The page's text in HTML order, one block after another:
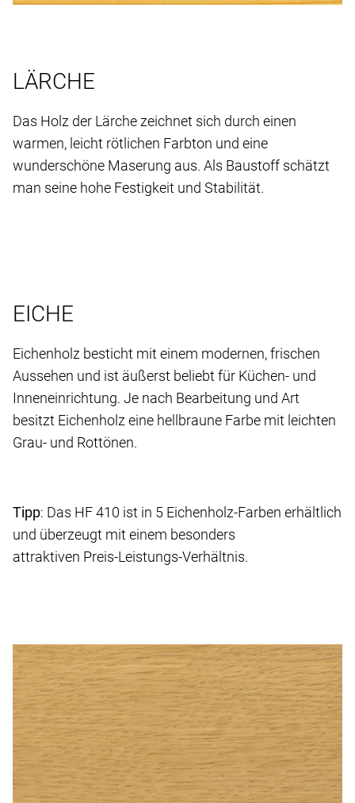
LÄRCHE
Das Holz der Lärche zeichnet sich durch einen
warmen, leicht rötlichen Farbton und eine
wunderschöne Maserung aus. Als Baustoff schätzt
man seine hohe Festigkeit und Stabilität.
EICHE
Eichenholz besticht mit einem modernen, frischen
Aussehen und ist äußerst beliebt für Küchen- und
Inneneinrichtung. Je nach Bearbeitung und Art
besitzt Eichenholz eine hellbraune Farbe mit leichten
Grau- und Rottönen.
Tipp: Das HF 410 ist in 5 Eichenholz-Farben erhältlich
und überzeugt mit einem besonders
attraktiven Preis-Leistungs-Verhältnis.